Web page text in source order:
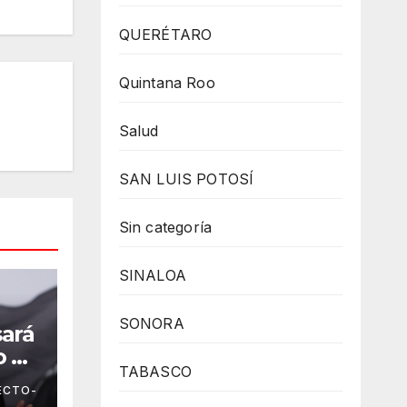
al
QUERÉTARO
Quintana Roo
Salud
SAN LUIS POTOSÍ
Sin categoría
SINALOA
SONORA
TABASCO